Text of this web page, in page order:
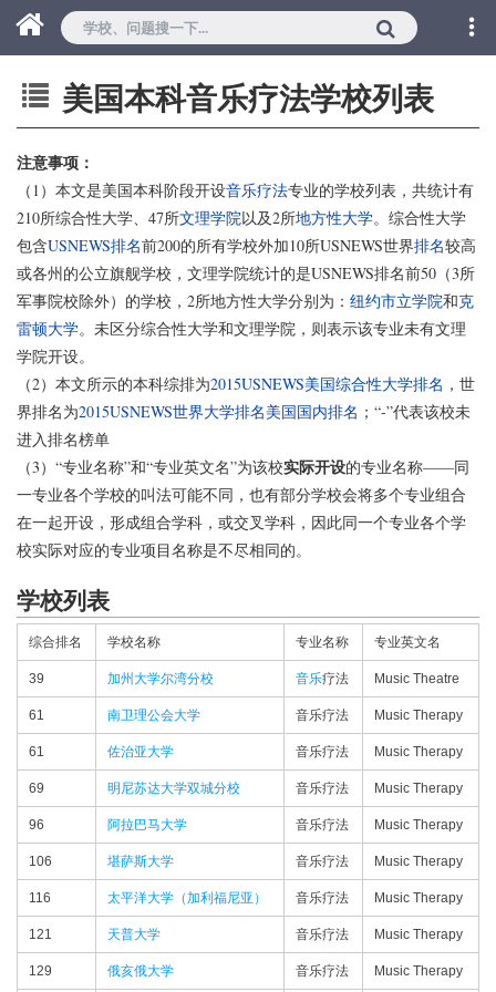
美国本科音乐疗法学校列表
注意事项：
（1）本文是美国本科阶段开设音乐疗法专业的学校列表，共统计有
210所综合性大学、47所文理学院以及2所地方性大学。综合性大学
包含USNEWS排名前200的所有学校外加10所USNEWS世界排名较高
或各州的公立旗舰学校，文理学院统计的是USNEWS排名前50（3所
军事院校除外）的学校，2所地方性大学分别为： 纽约市立学院和克
雷顿大学。未区分综合性大学和文理学院，则表示该专业未有文理
学院开设。
（2）本文所示的本科综排为2015USNEWS美国综合性大学排名 ，世
界排名为2015USNEWS世界大学排名美国国内排名 ；“-”代表该校未
进入排名榜单
（3）“专业名称”和“专业英文名”为该校实际开设的专业名称——同
一专业各个学校的叫法可能不同，也有部分学校会将多个专业组合
在一起开设，形成组合学科，或交叉学科，因此同一个专业各个学
校实际对应的专业项目名称是不尽相同的。
学校列表
综合排名 学校名称 专业名称 专业英文名
39 加州大学尔湾分校 音乐疗法 Music Theatre
61 南卫理公会大学 音乐疗法 Music Therapy
61 佐治亚大学 音乐疗法 Music Therapy
69 明尼苏达大学双城分校 音乐疗法 Music Therapy
96 阿拉巴马大学 音乐疗法 Music Therapy
106 堪萨斯大学 音乐疗法 Music Therapy
116 太平洋大学（加利福尼亚） 音乐疗法 Music Therapy
121 天普大学 音乐疗法 Music Therapy
129 俄亥俄大学 音乐疗法 Music Therapy